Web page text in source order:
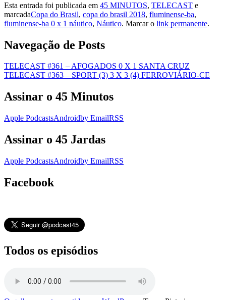
Esta entrada foi publicada em 45 MINUTOS, TELECAST e
marcadaCopa do Brasil, copa do brasil 2018, fluminense-ba,
fluminense-ba 0 x 1 náutico, Náutico. Marcar o link permanente.
Navegação de Posts
TELECAST #361 – AFOGADOS 0 X 1 SANTA CRUZ
TELECAST #363 – SPORT (3) 3 X 3 (4) FERROVIÁRIO-CE
Assinar o 45 Minutos
Apple PodcastsAndroidby EmailRSS
Assinar o 45 Jardas
Apple PodcastsAndroidby EmailRSS
Facebook
Todos os episódios